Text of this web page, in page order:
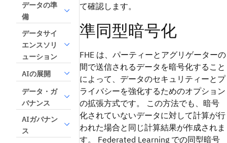
データの準
備
データサイ
エンスソリ
ューション
AIの展開
データ・ガ
バナンス
AIガバナン
ス
て確認します。
準同型暗号化
FHE は、パーティーとアグリゲーターの
間で送信されるデータを暗号化すること
によって、データのセキュリティーとプ
ライバシーを強化するためのオプション
の拡張方式です。 この方法でも、暗号
化されていないデータに対して計算が行
われた場合と同じ計算結果が作成されま
す。 Federated Learning での同型暗号